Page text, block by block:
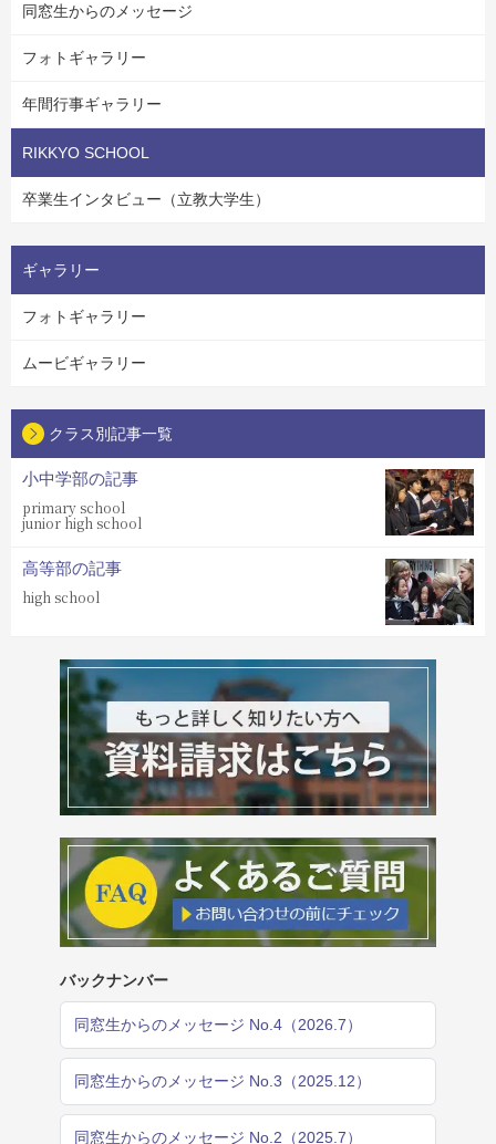
同窓生からのメッセージ
フォトギャラリー
年間行事ギャラリー
RIKKYO SCHOOL
卒業生インタビュー（立教大学生）
ギャラリー
フォトギャラリー
ムービギャラリー
クラス別記事一覧
小中学部の記事
primary school
junior high school
高等部の記事
high school
バックナンバー
同窓生からのメッセージ No.4（2026.7）
同窓生からのメッセージ No.3（2025.12）
同窓生からのメッセージ No.2（2025.7）